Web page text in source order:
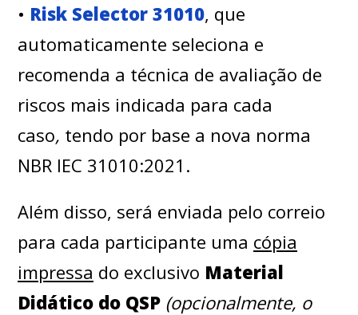
• Risk Selector 31010, que
automaticamente seleciona e
recomenda a técnica de avaliação de
riscos mais indicada para cada
caso, tendo por base a nova norma
NBR IEC 31010:2021.
Além disso, será enviada pelo correio
para cada participante uma cópia
impressa do exclusivo Material
Didático do QSP (opcionalmente, o